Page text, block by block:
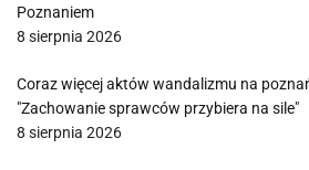
Poznaniem
8 sierpnia 2026
Coraz więcej aktów wandalizmu na
"Zachowanie sprawców przybiera na sile"
8 sierpnia 2026